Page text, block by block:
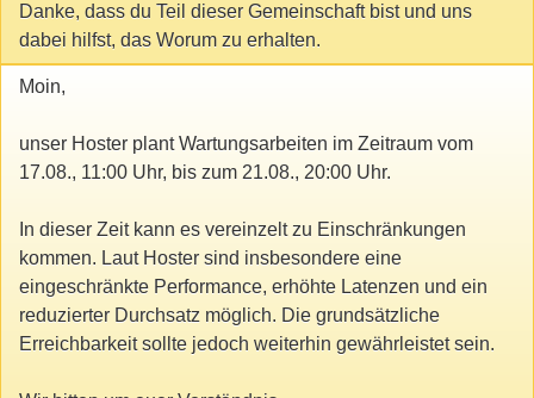
Danke, dass du Teil dieser Gemeinschaft bist und uns
dabei hilfst, das Worum zu erhalten.
Moin,
unser Hoster plant Wartungsarbeiten im Zeitraum vom
17.08., 11:00 Uhr, bis zum 21.08., 20:00 Uhr.
In dieser Zeit kann es vereinzelt zu Einschränkungen
kommen. Laut Hoster sind insbesondere eine
eingeschränkte Performance, erhöhte Latenzen und ein
reduzierter Durchsatz möglich. Die grundsätzliche
Erreichbarkeit sollte jedoch weiterhin gewährleistet sein.